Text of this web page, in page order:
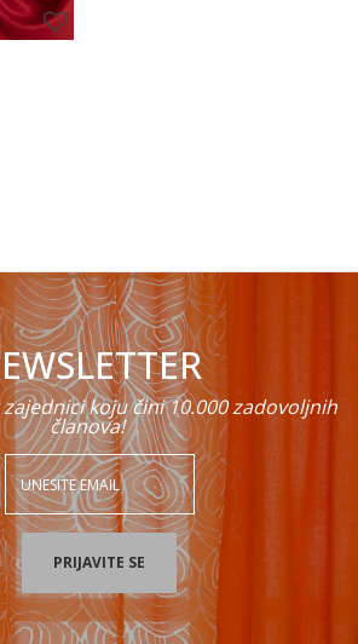
koju čini 10.000 zadovoljnih
članova!
PRIJAVITE SE